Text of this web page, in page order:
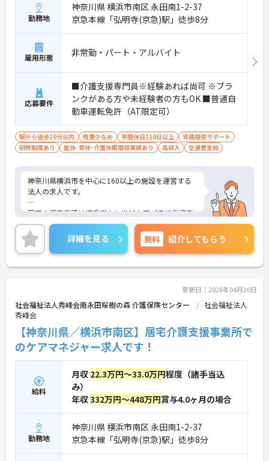
勤務地
神奈川県 横浜市南区 永田南1-2-37
京急本線「弘明寺(京急)駅」徒歩8分
雇用形態 非常勤・パート・アルバイト
応募要件
■介護支援専門員※経験あれば尚可 ※ブラ
ンクがある方や未経験者の方もOK ■普通自
動車運転免許（AT限定可）
駅から徒歩10分以内 残業少なめ 年間休日110日以上
資格取得サポート
研修制度あり
産休･育休･介護休暇取得実績あり 高収入 交通費支給
神奈川県横浜市を中心に160以上の施設を運営する
法人の求人です。
居宅支援事業所は横浜市内に地域ケアプラザ併設事
業所を含めて25事業所あり、多くのケアマネジャー
が日々活動しています。
ご興味ある方には、面接対策ポイントなど、さらに
詳細をお話しいたしますのでお気軽にご相談くださ
詳細を見る 無料 紹介してもらう
更新日：2026年04月20日
社会福祉法人秀峰会南永田桜樹の森 介護保険センター
社会福祉法人
秀峰会
【神奈川県／横浜市南区】居宅介護支援事業所で
のケアマネジャー求人です！
給料
月収 22.3万円～33.0万円程度（諸手当込
み）
年収332万円～448万円賞与4.0ヶ月の場合
勤務地
神奈川県 横浜市南区 永田南1-2-37
京急本線「弘明寺(京急)駅」徒歩8分